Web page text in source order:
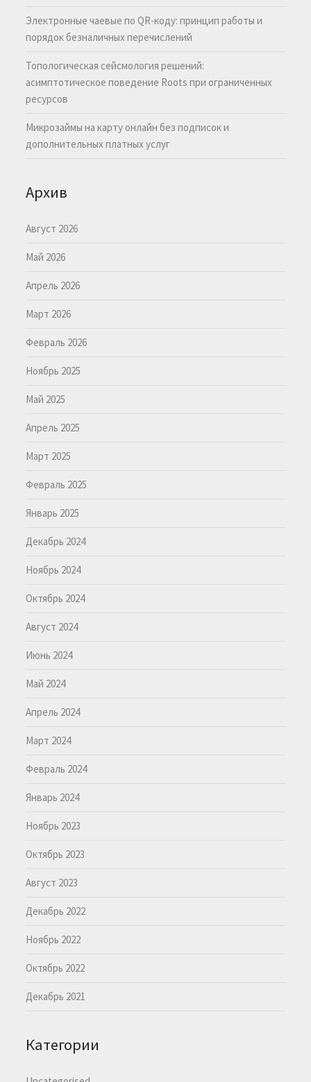
Электронные чаевые по QR-коду: принцип работы и
порядок безналичных перечислений
Топологическая сейсмология решений:
асимптотическое поведение Roots при ограниченных
ресурсов
Микрозаймы на карту онлайн без подписок и
дополнительных платных услуг
Архив
Август 2026
Май 2026
Апрель 2026
Март 2026
Февраль 2026
Ноябрь 2025
Май 2025
Апрель 2025
Март 2025
Февраль 2025
Январь 2025
Декабрь 2024
Ноябрь 2024
Октябрь 2024
Август 2024
Июнь 2024
Май 2024
Апрель 2024
Март 2024
Февраль 2024
Январь 2024
Ноябрь 2023
Октябрь 2023
Август 2023
Декабрь 2022
Ноябрь 2022
Октябрь 2022
Декабрь 2021
Категории